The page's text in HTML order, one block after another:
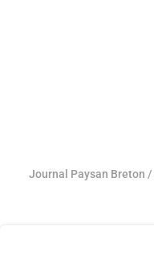
Journal Paysan Breton /